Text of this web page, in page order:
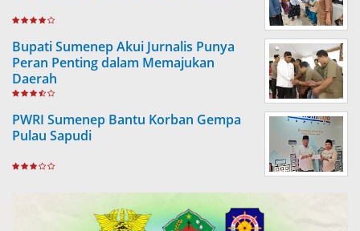
Bupati Sumenep Akui Jurnalis Punya
Peran Penting dalam Memajukan
Daerah
PWRI Sumenep Bantu Korban Gempa
Pulau Sapudi